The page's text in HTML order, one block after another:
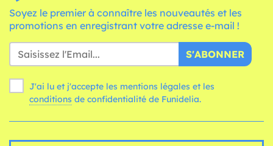
Soyez le premier à connaître les nouveautés et les
promotions en enregistrant votre adresse e-mail !
S'ABONNER
J'ai lu et j'accepte les mentions légales et les
conditions de confidentialité de Funidelia.